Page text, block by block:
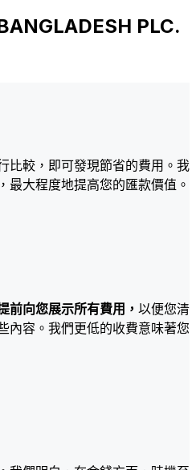
PLC.
比較，即可發現節省的費用。我
，最大程度地提高您的匯款價值。
前向您展示所有費用， 以便您清
內容。我們更低的收費意味著您